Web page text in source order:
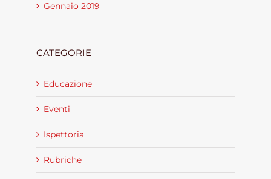
Gennaio 2019
CATEGORIE
Educazione
Eventi
Ispettoria
Rubriche